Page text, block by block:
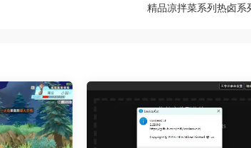
精品凉拌菜系列热卤系